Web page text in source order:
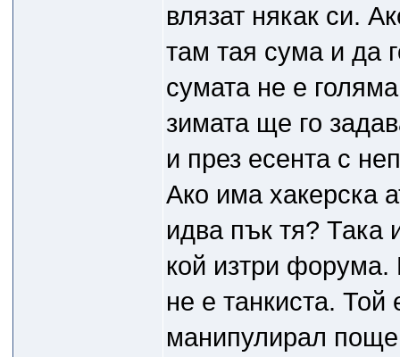
влязат някак си.
там тая сума и да
сумата не е
зимата ще го
и през есента с
Ако има хакерска
идва пък тя? Така
кой изтри форума.
не е танкиста.
манипулирал